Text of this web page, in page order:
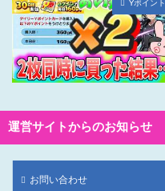
Yポイント
運営サイトからのお知らせ
お問い合わせ